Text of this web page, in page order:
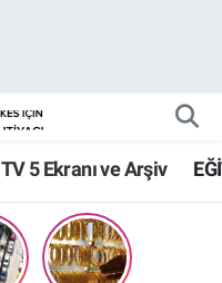
TV 5 Ekranı ve Arşiv